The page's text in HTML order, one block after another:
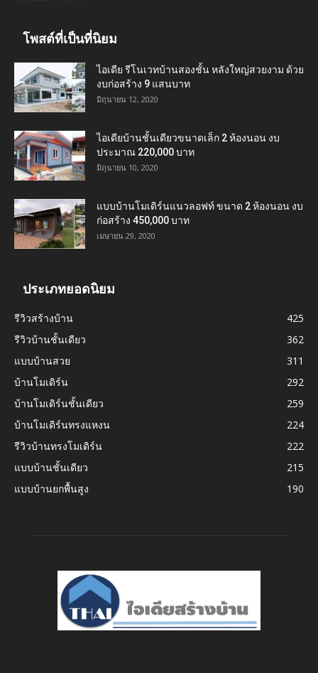
โพสต์ที่เป็นที่นิยม
ไอเดีย รีโนเวทบ้านสองชั้น หลังใหญ่สวยงาม ด้วย
งบก่อสร้าง 9 แสนบาท
มิถุนายน 12, 2020
ไอเดียบ้านชั้นเดียวขนาดเล็ก 2 ห้องนอน งบ
ประมาณ 220,000 บาท
มิถุนายน 10, 2020
แบบบ้านโมเดิร์นแนวลอฟท์ ขนาด 2 ห้องนอน งบ
ก่อสร้าง 450,000 บาท
เมษายน 29, 2020
ประเภทยอดนิยม
รีวิวสร้างบ้าน
425
รีวิวบ้านชั้นเดียว
362
แบบบ้านสวย
311
บ้านโมเดิร์น
292
บ้านโมเดิร์นชั้นเดียว
259
บ้านโมเดิร์นทรงแหงน
224
รีวิวบ้านทรงโมเดิร์น
222
แบบบ้านชั้นเดียว
215
แบบบ้านยกพื้นสูง
190